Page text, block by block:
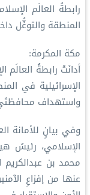
رابطةُ العالَم
المنطقة والتوغُّل
مكة المكرمة:
أدانَتْ رابطةُ العالَم
الإسرائيلية في
واستهداف
وفي بيانٍ للأمانة
الإسلامي، رئيسُ
محمد بن عبدالكريم
عنها من إفزاعِ